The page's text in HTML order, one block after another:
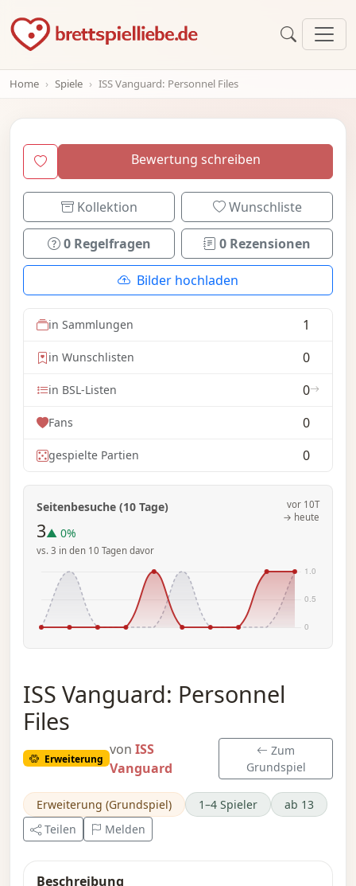
Home Spiele ISS Vanguard: Personnel Files
Bewertung schreiben
Kollektion Wunschliste
0 Regelfragen 0 Rezensionen
Bilder hochladen
in Sammlungen 1
in Wunschlisten 0
in BSL-Listen 0
Fans 0
gespielte Partien 0
Seitenbesuche (10 Tage)
3▲ 0%
vs. 3 in den 10 Tagen davor
vor 10T
→ heute
ISS Vanguard: Personnel
Files
Erweiterung
von ISS
Vanguard
Zum
Grundspiel
Erweiterung (Grundspiel) 1–4 Spieler
ab 13
Teilen
Melden
Beschreibung